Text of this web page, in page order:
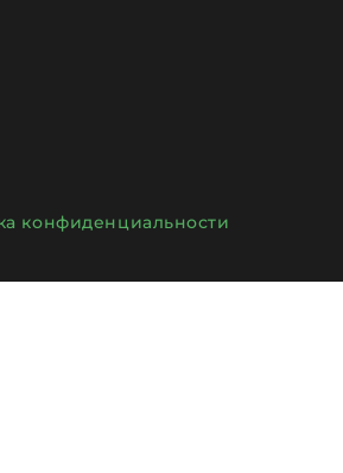
конфиденциальности